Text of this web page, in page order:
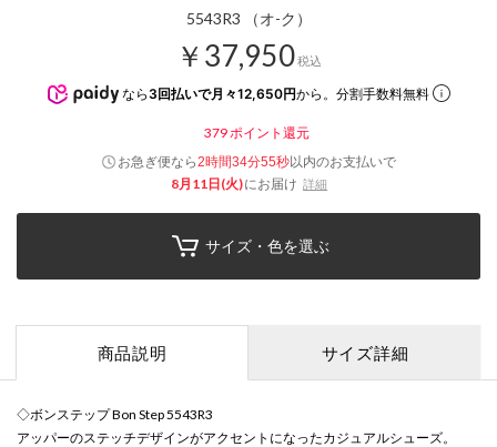
5543R3 （オ-ク）
￥37,950税込
なら 3回払いで月々12,650円から。分割手数料無料
379 ポイント還元
お急ぎ便なら2時間34分55秒以内のお支払いで
8月11日(火)にお届け 詳細
サイズ・色を選ぶ
商品説明 サイズ詳細
◇ボンステップ Bon Step 5543R3
アッパーのステッチデザインがアクセントになったカジュアルシューズ。